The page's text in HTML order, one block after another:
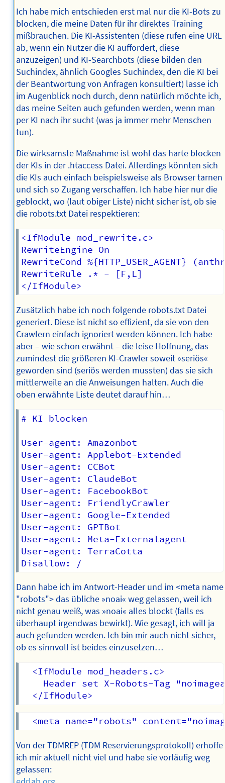
Ich habe mich entschieden erst mal nur die KI-Bots zu
blocken, die meine Daten für ihr direktes Training
mißbrauchen. Die KI-Assistenten (diese rufen eine URL
ab, wenn ein Nutzer die KI auffordert, diese
anzuzeigen) und KI-Searchbots (diese bilden den
Suchindex, ähnlich Googles Suchindex, den die KI bei
der Beantwortung von Anfragen konsultiert) lasse ich
im Augenblick noch durch, denn natürlich möchte ich,
das meine Seiten auch gefunden werden, wenn man
per KI nach ihr sucht (was ja immer mehr Menschen
tun).
Die wirksamste Maßnahme ist wohl das harte blocken
der KIs in der .htaccess Datei. Allerdings könnten sich
die KIs auch einfach beispielsweise als Browser tarnen
und sich so Zugang verschaffen. Ich habe hier nur die
geblockt, wo (laut obiger Liste) nicht sicher ist, ob sie
die robots.txt Datei respektieren:
<IfModule mod_rewrite.c>
RewriteEngine On
RewriteCond
RewriteRule .* - [F,L]
Zusätzlich habe ich noch folgende robots.txt Datei
generiert. Diese ist nicht so effizient, da sie von den
Crawlern einfach ignoriert werden können. Ich habe
aber – wie schon erwähnt – die leise Hoffnung, das
zumindest die größeren KI-Crawler soweit »seriös«
geworden sind (seriös werden mussten) das sie sich
mittlerweile an die Anweisungen halten. Auch die
oben erwähnte Liste deutet darauf hin…
# KI blocken
User-agent: Amazonbot
User-agent: Applebot-Extended
User-agent: CCBot
User-agent: ClaudeBot
User-agent: FacebookBot
User-agent: FriendlyCrawler
User-agent: Google-Extended
User-agent: GPTBot
User-agent: Meta-Externalagent
User-agent: TerraCotta
Dann habe ich im Antwort-Header und im <meta name
"robots"> das übliche »noai« weg gelassen, weil ich
nicht genau weiß, was »noai« alles blockt (falls es
überhaupt irgendwas bewirkt). Wie gesagt, ich will ja
auch gefunden werden. Ich bin mir auch nicht sicher,
ob es sinnvoll ist beides einzusetzen…
  <IfModule mod_headers.c>
Header set X-Robots-Tag
Von der TDMREP (TDM Reservierungsprotokoll) erhoffe
ich mir aktuell nicht viel und habe sie vorläufig weg
gelassen: